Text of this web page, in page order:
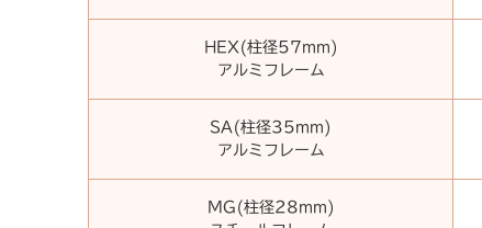
HEX(柱径57mm)
アルミフレーム
SA(柱径35mm)
アルミフレーム
MG(柱径28mm)